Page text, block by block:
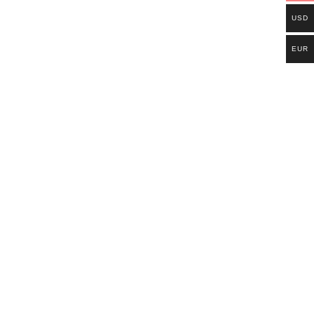
USD
EUR